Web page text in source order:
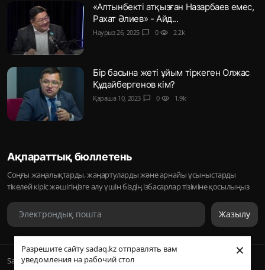
Разрешите сайту sadaq.kz отправлять вам
уведомления на рабочий стол
×
«Алтынбекті атқызған Назарбаев емес,
Рахат Әлиев» - Айд...
Наурыз 26, 2025 chat_bubble 0 visibility 2.2k
Бір басына жеті ұйым тіркеген Олжас
Құдайбергенов кім?
Қараша 10, 2023 chat_bubble 0 visibility 1.9k
Ақпараттық бюллетень
Соңғы жаңалықтарды, жаңартуларды және арнайы ұсыныстарды
тікелей кіріс жәшігіңізге алу үшін біздің ізбасарлар тізіміне қосылыңыз
Жазылу
Sadaq © 2026, Inc. | ᛢᚣᚦᚣᛟ | Барлық құқықтары қорғалған